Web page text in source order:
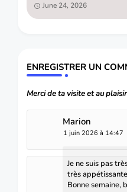
June 24, 2026
ENREGISTRER UN
Merci de ta visite et au
Marion
1 juin 2026 à 14:47
Je ne suis pas
très
Bonne semaine,